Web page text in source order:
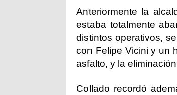
Anteriormente la
estaba totalmente
distintos operativos,
con Felipe Vicini y un
asfalto, y la
Collado recordó